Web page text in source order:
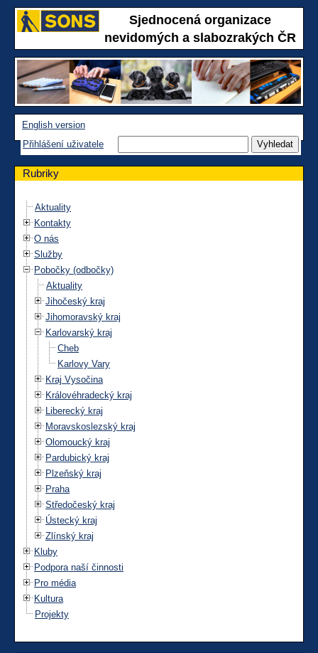
Sjednocená organizace
nevidomých a slabozrakých ČR
English version
Přihlášení uživatele
Rubriky
Aktuality
Kontakty
O nás
Služby
Pobočky (odbočky)
Aktuality
Jihočeský kraj
Jihomoravský kraj
Karlovarský kraj
Cheb
Karlovy Vary
Kraj Vysočina
Královéhradecký kraj
Liberecký kraj
Moravskoslezský kraj
Olomoucký kraj
Pardubický kraj
Plzeňský kraj
Praha
Středočeský kraj
Ústecký kraj
Zlínský kraj
Kluby
Podpora naší činnosti
Pro média
Kultura
Projekty